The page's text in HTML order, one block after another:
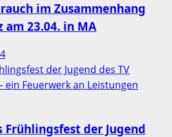
im Zusammenhang
23.04. in MA
der Jugend des TV
ein Feuerwerk an Leistungen
Frühlingsfest der Jugend